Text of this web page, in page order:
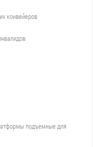
конвейеров
подъемные для